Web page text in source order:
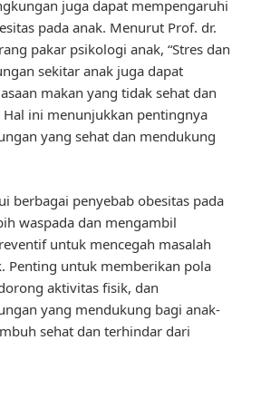
juga dapat mempengaruhi
pada anak. Menurut Prof. dr.
pakar psikologi anak, “Stres dan
sekitar anak juga dapat
makan yang tidak sehat dan
Hal ini menunjukkan pentingnya
yang sehat dan mendukung
berbagai penyebab obesitas pada
waspada dan mengambil
untuk mencegah masalah
Penting untuk memberikan pola
aktivitas fisik, dan
yang mendukung bagi anak-
sehat dan terhindar dari